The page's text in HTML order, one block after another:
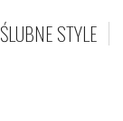
ŚLUBNE STYLE